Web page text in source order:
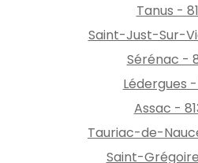
Tanus -
Saint-Just-Sur-
Sérénac -
Lédergues -
Assac -
Tauriac-de-
Saint-